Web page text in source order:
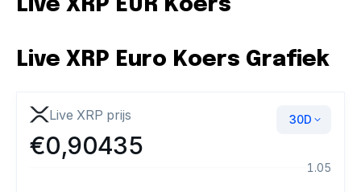
Live XRP EUR Koers
Live XRP Euro Koers Grafiek